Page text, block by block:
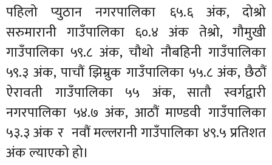
पहिलो प्युठान नगरपालिका ६५.६ अंक, दोश्रो
सरुमारानी गाउँपालिका ६०.४ अंक तेश्रो, गौमुखी
गाउँपालिका ५९.८ अंक, चौथो नौबहिनी गाउँपालिका
५९.३ अंक, पाचौं झिम्रुक गाउँपालिका ५५.८ अंक, छैठौं
ऐरावती गाउँपालिका ५५ अंक, सातौ स्वर्गद्वारी
नगरपालिका ५४.७ अंक, आठौं माण्डवी गाउँपालिका
५३.३ अंक र नवौं मल्लरानी गाउँपालिका ४९.५ प्रतिशत
अंक ल्याएको हो।